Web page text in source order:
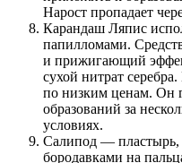
Нарост пропадает
Карандаш Ляпис
папилломами.
и прижигающий
сухой нитрат
по низким ценам. Он
образований за
условиях.
Салипод — пластырь,
бородавками на